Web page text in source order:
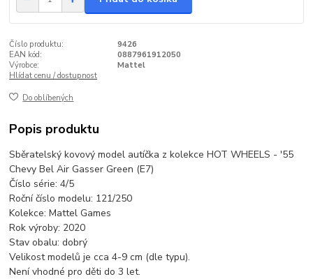
Číslo produktu:
9426
EAN kód:
0887961912050
Výrobce:
Mattel
Hlídat cenu / dostupnost
Do oblíbených
Popis produktu
Sběratelský kovový model autíčka z kolekce HOT WHEELS - '55
Chevy Bel Air Gasser Green (E7)
Číslo série: 4/5
Roční číslo modelu: 121/250
Kolekce: Mattel Games
Rok výroby: 2020
Stav obalu: dobrý
Velikost modelů je cca 4-9 cm (dle typu).
Není vhodné pro děti do 3 let.